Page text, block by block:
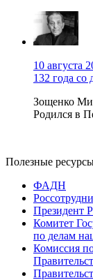
10 августа
132 года со
Зощенко
Родился в
Полезные
ФАДН
Президент
Комитет
по делам
Комиссия